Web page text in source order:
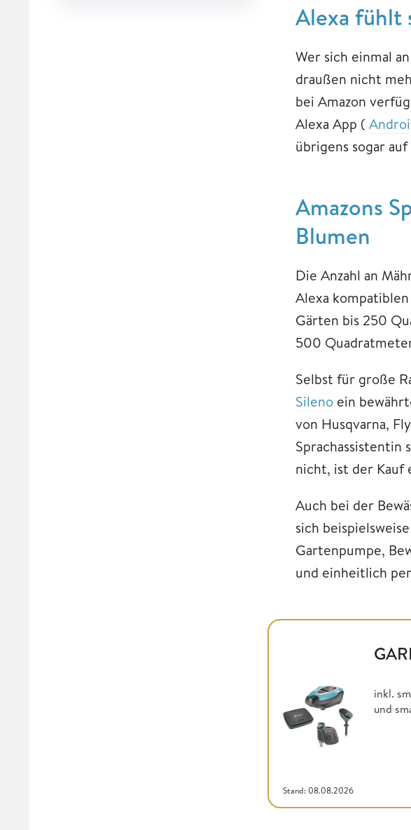
Alexa fühlt
Wer sich einmal
draußen nicht
bei Amazon
Alexa App (
übrigens sogar
Amazons
Blumen
Die Anzahl an
Alexa
Gärten bis 250
500
Selbst für große
Sileno ein
von Husqvarna,
Sprachassistentin
nicht, ist der Kauf
Auch bei der
sich
Gartenpumpe,
und einheitlich
Stand: 08.08.2026
inkl.
und